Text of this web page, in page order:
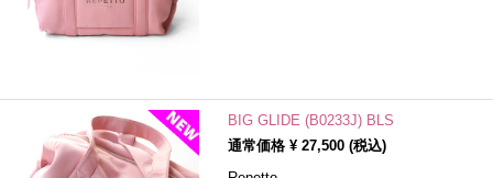
BIG GLIDE (B0233J) BLS
通常価格 ¥ 27,500(税込)